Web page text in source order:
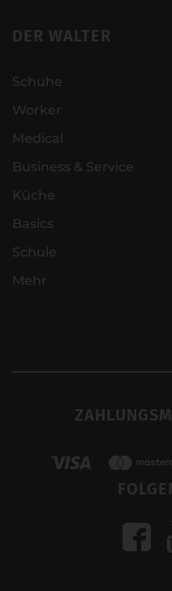
DER WALTER
Schuhe
Worker
Medical
Business & Service
Küche
Basics
Schule
Mehr